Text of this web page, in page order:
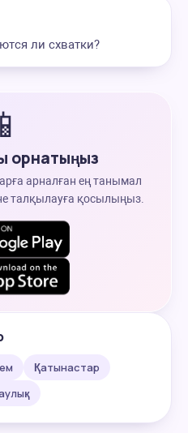
ли схватки?
📱
орнатыңыз
арналған ең танымал
талқылауға қосылыңыз.
Қатынастар